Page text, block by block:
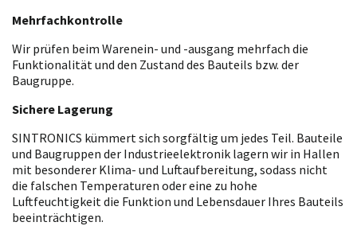
Mehrfachkontrolle
Wir prüfen beim Warenein- und -ausgang mehrfach die
Funktionalität und den Zustand des Bauteils bzw. der
Baugruppe.
Sichere Lagerung
SINTRONICS kümmert sich sorgfältig um jedes Teil. Bauteile
und Baugruppen der Industrieelektronik lagern wir in Hallen
mit besonderer Klima- und Luftaufbereitung, sodass nicht
die falschen Temperaturen oder eine zu hohe
Luftfeuchtigkeit die Funktion und Lebensdauer Ihres Bauteils
beeinträchtigen.